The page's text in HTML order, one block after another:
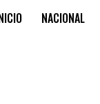
NACIONAL